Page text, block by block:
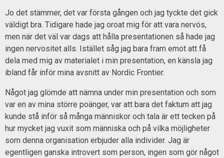
Jo det stämmer, det var första gången och jag tyckte det gick
väldigt bra. Tidigare hade jag oroat mig för att vara nervös,
men när det väl var dags att hålla presentationen så hade jag
ingen nervositet alls. Istället såg jag bara fram emot att få
dela med mig av materialet i min presentation, en känsla jag
ibland får inför mina avsnitt av Nordic Frontier.
Något jag glömde att nämna under min presentation och som
var en av mina större poänger, var att bara det faktum att jag
kunde stå inför så många människor och tala är ett tecken på
hur mycket jag vuxit som människa och på vilka möjligheter
som denna organisation erbjuder alla individer. Jag är
egentligen ganska introvert som person, ingen som gör något